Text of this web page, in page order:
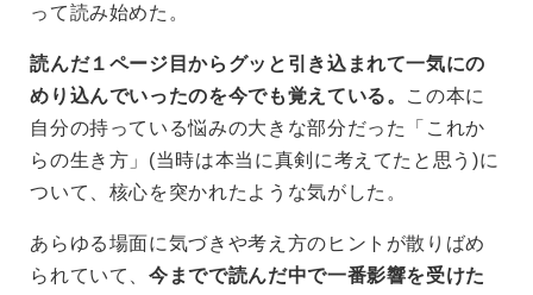
って読み始めた。
読んだ１ページ目からグッと引き込まれて一気にの
めり込んでいったのを今でも覚えている。 この本に
自分の持っている悩みの大きな部分だった「これか
らの生き方」(当時は本当に真剣に考えてたと思う)に
ついて、核心を突かれたような気がした。
あらゆる場面に気づきや考え方のヒントが散りばめ
られていて、今までで読んだ中で一番影響を受けた